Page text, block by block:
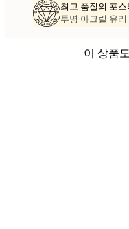
최고 품질의 포
투명 아크릴 유리
이 상품